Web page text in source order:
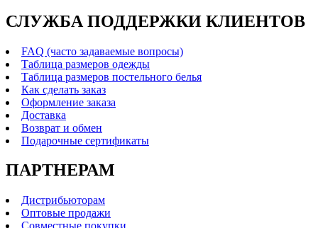
СЛУЖБА ПОДДЕРЖКИ КЛИЕНТОВ
FAQ (часто задаваемые вопросы)
Таблица размеров одежды
Таблица размеров постельного белья
Как сделать заказ
Оформление заказа
Доставка
Возврат и обмен
Подарочные сертификаты
ПАРТНЕРАМ
Дистрибьюторам
Оптовые продажи